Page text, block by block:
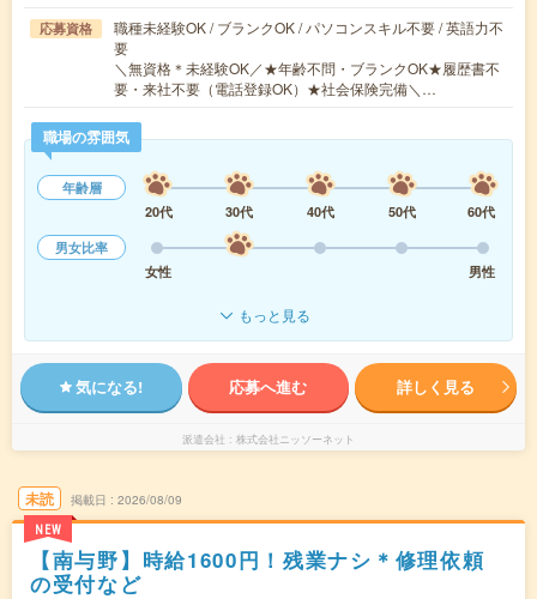
応募資格
職種未経験OK / ブランクOK / パソコンスキル不要 / 英語力不
要
＼無資格＊未経験OK／★年齢不問・ブランクOK★履歴書不
要・来社不要（電話登録OK）★社会保険完備＼…
職場の雰囲気
年齢層
20代
30代 40代 50代
60代
男女比率
女性
男性
もっと見る
気になる! 応募へ進む 詳しく見る
派遣会社 株式会社ニッソーネット
未読
NEW
掲載日 2026/08/09
【南与野】時給1600円！残業ナシ＊修理依頼
の受付など